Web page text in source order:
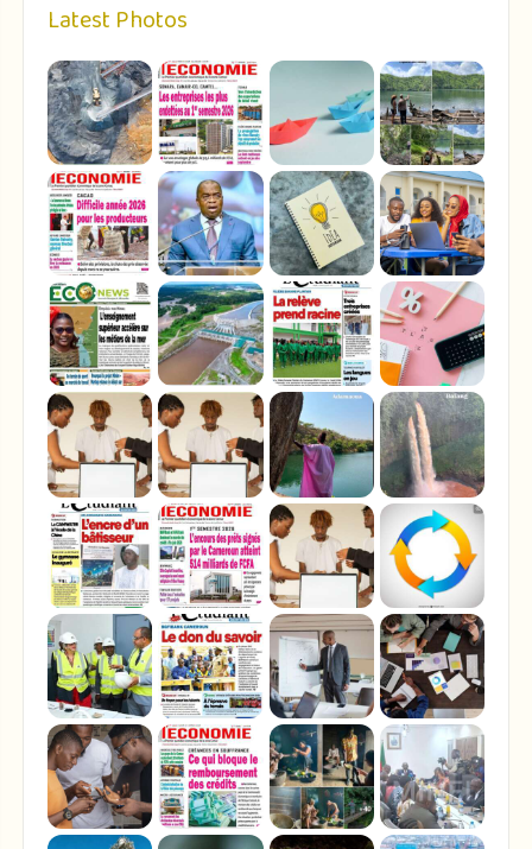
Latest Photos